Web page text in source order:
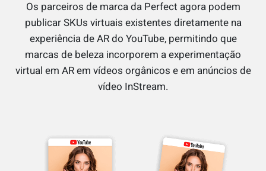
Os parceiros de marca da Perfect agora podem
publicar SKUs virtuais existentes diretamente na
experiência de AR do YouTube, permitindo que
marcas de beleza incorporem a experimentação
virtual em AR em vídeos orgânicos e em anúncios de
vídeo InStream.